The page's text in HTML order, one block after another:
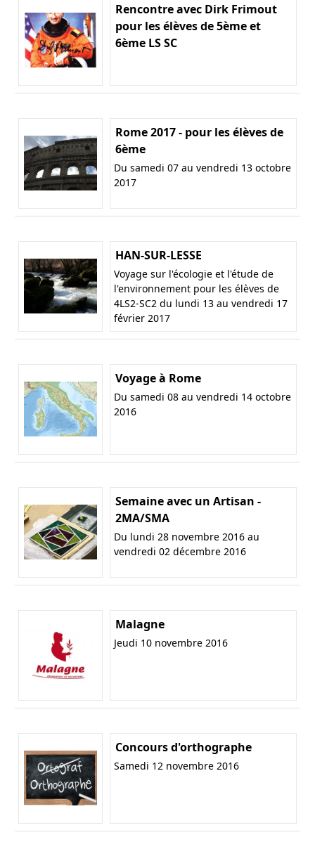
Rencontre avec Dirk Frimout
pour les élèves de 5ème et
6ème LS SC
Rome 2017 - pour les élèves de
6ème
Du samedi 07 au vendredi 13 octobre
2017
HAN-SUR-LESSE
Voyage sur l'écologie et l'étude de
l'environnement pour les élèves de
4LS2-SC2 du lundi 13 au vendredi 17
février 2017
Voyage à Rome
Du samedi 08 au vendredi 14 octobre
2016
Semaine avec un Artisan -
2MA/SMA
Du lundi 28 novembre 2016 au
vendredi 02 décembre 2016
Malagne
Jeudi 10 novembre 2016
Concours d'orthographe
Samedi 12 novembre 2016